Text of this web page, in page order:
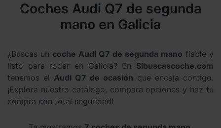
Coches Audi Q7 de segunda
mano en Galicia
¿Buscas un coche Audi Q7 de segunda mano fiable y
listo para rodar en Galicia? En Sibuscascoche.com
tenemos el Audi Q7 de ocasión que encaja contigo.
¡Explora nuestro catálogo, compara opciones y haz tu
compra con total seguridad!